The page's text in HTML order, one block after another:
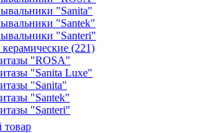
"Sanita"
"Santek"
"Santeri"
(221)
"ROSA"
"Sanita Luxe"
"Sanita"
"Santek"
"Santeri"